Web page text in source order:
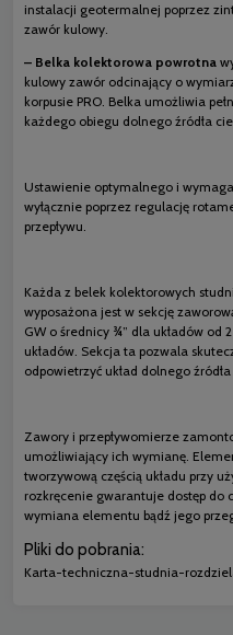
instalacji geotermalnej poprzez
zawór kulowy.
– Belka kolektorowa powrotna
kulowy zawór odcinający o
korpusie PRO. Belka umożliwia
każdego obiegu dolnego źródła
Ustawienie optymalnego i
wyłącznie poprzez regulację
przepływu.
Każda z belek kolektorowych
wyposażona jest w sekcję
GW o średnicy ¾” dla układów od
układów. Sekcja ta pozwala
odpowietrzyć układ dolnego źródła
Zawory i przepływomierze
umożliwiający ich wymianę.
tworzywową częścią układu przy
rozkręcenie gwarantuje dostęp do
wymiana elementu bądź jego
Pliki do pobrania:
Karta-techniczna-studnia-